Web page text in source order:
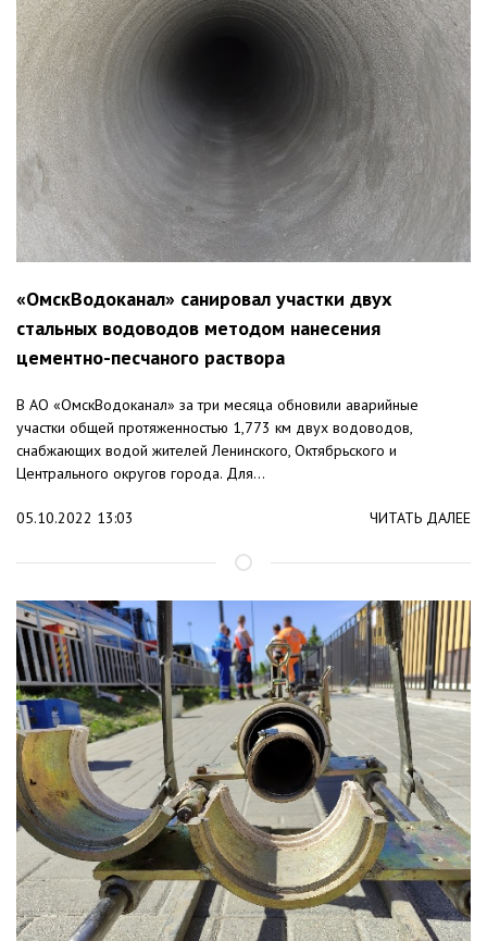
«ОмскВодоканал» санировал участки двух
стальных водоводов методом нанесения
цементно-песчаного раствора
В АО «ОмскВодоканал» за три месяца обновили аварийные
участки общей протяженностью 1,773 км двух водоводов,
снабжающих водой жителей Ленинского, Октябрьского и
Центрального округов города. Для...
05.10.2022 13:03 ЧИТАТЬ ДАЛЕЕ